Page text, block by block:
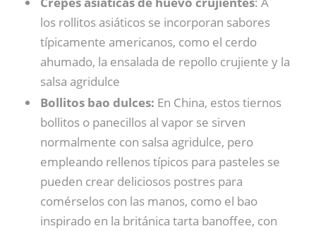
los rollitos asiáticos se incorporan sabores
típicamente americanos, como el cerdo
ahumado, la ensalada de repollo crujiente y la
salsa agridulce
Bollitos bao dulces: En China, estos tiernos
bollitos o panecillos al vapor se sirven
normalmente con salsa agridulce, pero
empleando rellenos típicos para pasteles se
pueden crear deliciosos postres para
comérselos con las manos, como el bao
inspirado en la británica tarta banoffee, con